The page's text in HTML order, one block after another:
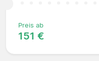
Preis ab
151 €